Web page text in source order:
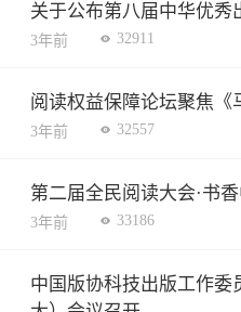
关于公布第八届中华优秀
3年前 32911
阅读权益保障论坛聚焦《
3年前 32557
第二届全民阅读大会·书
3年前 33186
中国版协科技出版工作委